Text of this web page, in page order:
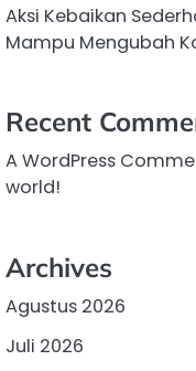
Aksi Kebaikan
Mampu Mengubah
Recent
A WordPress
world!
Archives
Agustus 2026
Juli 2026